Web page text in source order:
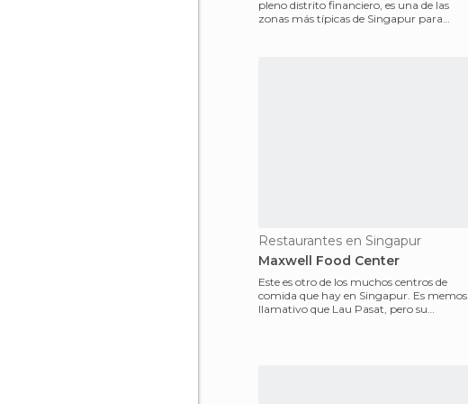
pleno distrito financiero, es una de las
zonas más típicas de Singapur para
Restaurantes en Singapur
Maxwell Food Center
Este es otro de los muchos centros de
comida que hay en Singapur. Es memos
llamativo que Lau Pasat, pero su